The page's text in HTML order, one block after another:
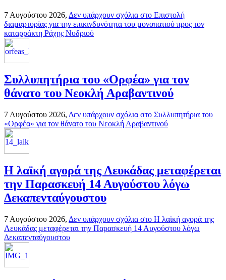
7 Αυγούστου 2026, Δεν υπάρχουν σχόλια στο Επιστολή
διαμαρτυρίας για την επικινδυνότητα του μονοπατιού προς τον
καταρράκτη Ράχης Νυδριού
Συλλυπητήρια του «Ορφέα» για τον
θάνατο του Νεοκλή Αραβαντινού
7 Αυγούστου 2026, Δεν υπάρχουν σχόλια στο Συλλυπητήρια του
«Ορφέα» για τον θάνατο του Νεοκλή Αραβαντινού
Η λαϊκή αγορά της Λευκάδας μεταφέρεται
την Παρασκευή 14 Αυγούστου λόγω
Δεκαπενταύγουστου
7 Αυγούστου 2026, Δεν υπάρχουν σχόλια στο Η λαϊκή αγορά της
Λευκάδας μεταφέρεται την Παρασκευή 14 Αυγούστου λόγω
Δεκαπενταύγουστου